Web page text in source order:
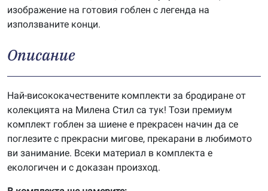
изображение на готовия гоблен с легенда на
използваните конци.
Описание
Най-висококачествените комплекти за бродиране от
колекцията на Милена Стил са тук! Този премиум
комплект гоблен за шиене е прекрасен начин да се
поглезите с прекрасни мигове, прекарани в любимото
ви занимание. Всеки материал в комплекта е
екологичен и с доказан произход.